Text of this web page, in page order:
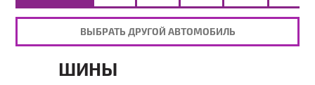
ВЫБРАТЬ ДРУГОЙ АВТОМОБИЛЬ
ШИНЫ